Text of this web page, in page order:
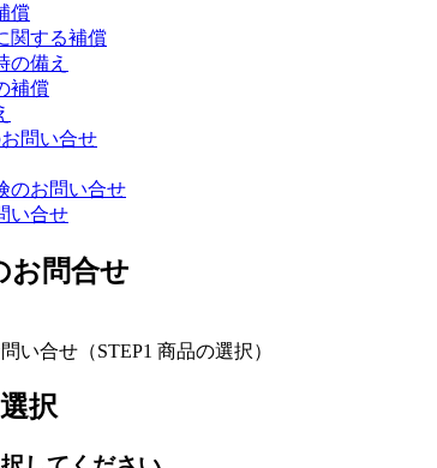
償
関する補償
の備え
補償
のお問い合せ
い合せ
い合せ（STEP1 商品の選択）
択